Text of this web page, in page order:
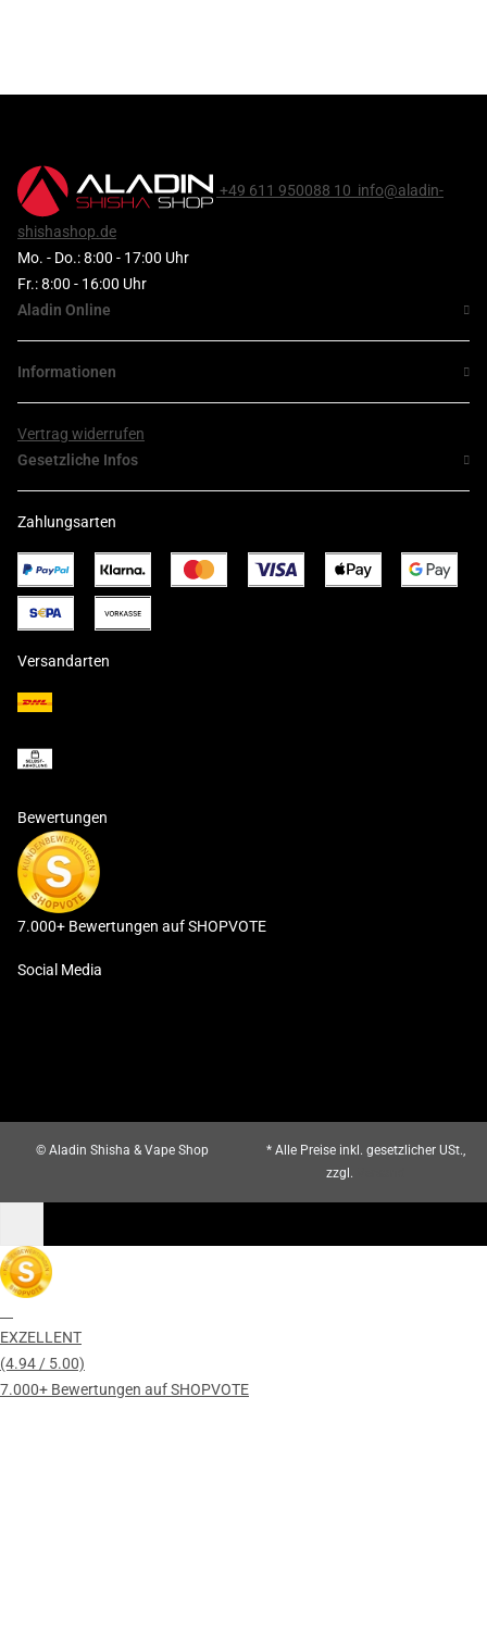
+49 611 950088 10 info@aladin-
shishashop.de
Mo. - Do.: 8:00 - 17:00 Uhr
Fr.: 8:00 - 16:00 Uhr
Aladin Online
Informationen
Vertrag widerrufen
Gesetzliche Infos
Zahlungsarten
Versandarten
Bewertungen
7.000+ Bewertungen auf SHOPVOTE
Social Media
© Aladin Shisha & Vape Shop
* Alle Preise inkl. gesetzlicher USt.,
zzgl.
EXZELLENT
(4.94 / 5.00)
7.000+ Bewertungen auf SHOPVOTE